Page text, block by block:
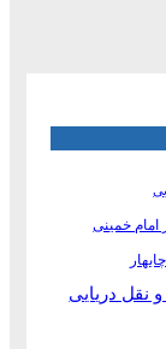
امام خمینی
نقل دریایی